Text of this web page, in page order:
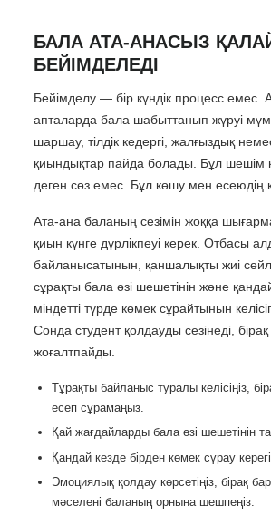
БАЛА АТА-АНАСЫЗ
БЕЙІМДЕЛЕДІ
Бейімделу — бір күндік процесс емес.
апталарда бала шабыттанып жүруі
шаршау, тілдік кедергі, жалғыздық
қиындықтар пайда болады. Бұл шешім
деген сөз емес. Бұл көшу мен есеюдің
Ата-ана баланың сезімін жоққа
қиын күнге дүрлікпеуі керек. Отбасы
байланысатынын, қаншалықты жиі
сұрақты бала өзі шешетінін және
міндетті түрде көмек сұрайтынын
Сонда студент қолдауды сезінеді, бірақ
жоғалтпайды.
Тұрақты байланыс туралы келісіңіз,
есеп сұрамаңыз.
Қай жағдайларды бала өзі шешетінін
Қандай кезде бірден көмек сұрау
Эмоциялық қолдау көрсетіңіз, бірақ
мәселені баланың орнына шешпеңіз.